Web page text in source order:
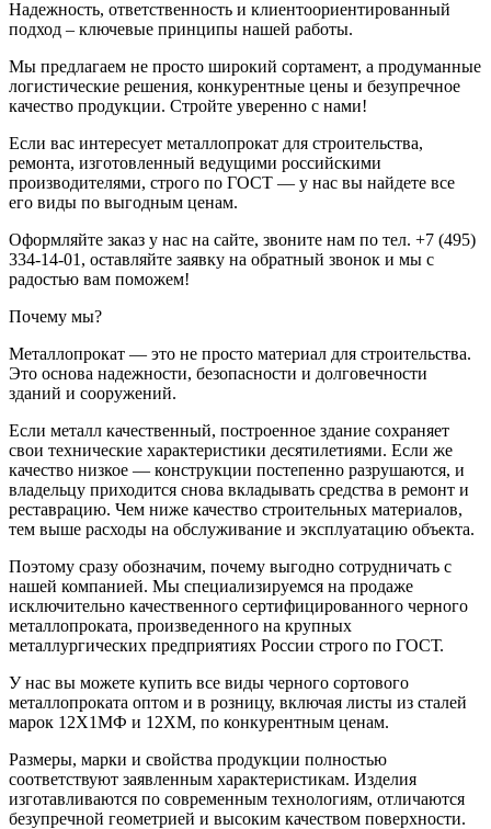
Надежность, ответственность и клиентоориентированный
подход – ключевые принципы нашей работы.
Мы предлагаем не просто широкий сортамент, а продуманные
логистические решения, конкурентные цены и безупречное
качество продукции. Стройте уверенно с нами!
Если вас интересует металлопрокат для строительства,
ремонта, изготовленный ведущими российскими
производителями, строго по ГОСТ — у нас вы найдете все
его виды по выгодным ценам.
Оформляйте заказ у нас на сайте, звоните нам по тел. +7 (495)
334-14-01, оставляйте заявку на обратный звонок и мы с
радостью вам поможем!
Почему мы?
Металлопрокат — это не просто материал для строительства.
Это основа надежности, безопасности и долговечности
зданий и сооружений.
Если металл качественный, построенное здание сохраняет
свои технические характеристики десятилетиями. Если же
качество низкое — конструкции постепенно разрушаются, и
владельцу приходится снова вкладывать средства в ремонт и
реставрацию. Чем ниже качество строительных материалов,
тем выше расходы на обслуживание и эксплуатацию объекта.
Поэтому сразу обозначим, почему выгодно сотрудничать с
нашей компанией. Мы специализируемся на продаже
исключительно качественного сертифицированного черного
металлопроката, произведенного на крупных
металлургических предприятиях России строго по ГОСТ.
У нас вы можете купить все виды черного сортового
металлопроката оптом и в розницу, включая листы из сталей
марок 12Х1МФ и 12ХМ, по конкурентным ценам.
Размеры, марки и свойства продукции полностью
соответствуют заявленным характеристикам. Изделия
изготавливаются по современным технологиям, отличаются
безупречной геометрией и высоким качеством поверхности.